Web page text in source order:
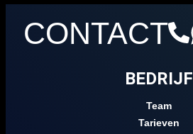
CONTACT
BEDRIJF
Team
Tarieven